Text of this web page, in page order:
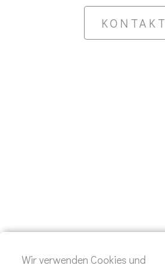
KONTAKT
Wir verwenden Cookies und